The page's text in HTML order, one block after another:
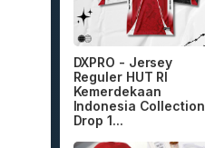
DXPRO - Jersey
Reguler HUT RI
Kemerdekaan
Indonesia Collection
Drop 1...